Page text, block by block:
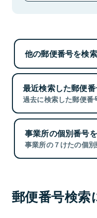
他の郵便番号を検
最近検索した郵便
過去に検索した郵便番
事業所の個別番号
事業所の７けたの個別
郵便番号検索